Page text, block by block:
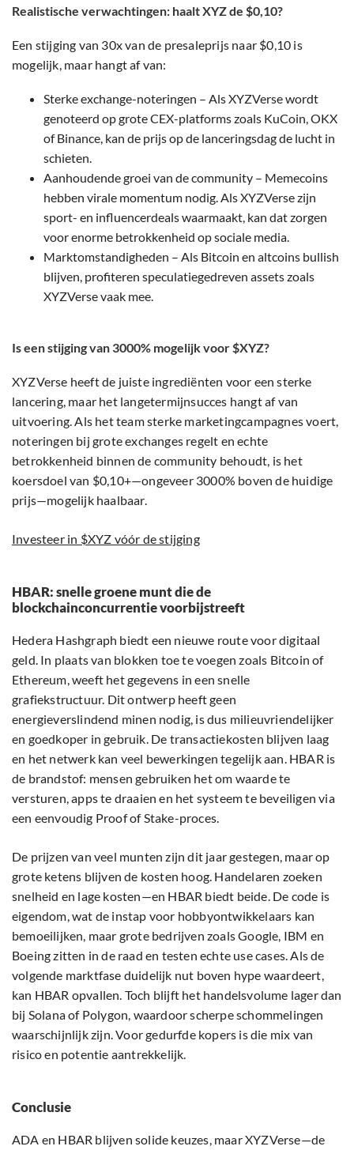
Realistische verwachtingen: haalt XYZ de $0,10?
Een stijging van 30x van de presaleprijs naar $0,10 is
mogelijk, maar hangt af van:
Sterke exchange-noteringen – Als XYZVerse wordt
genoteerd op grote CEX-platforms zoals KuCoin, OKX
of Binance, kan de prijs op de lanceringsdag de lucht in
schieten.
Aanhoudende groei van de community – Memecoins
hebben virale momentum nodig. Als XYZVerse zijn
sport- en influencerdeals waarmaakt, kan dat zorgen
voor enorme betrokkenheid op sociale media.
Marktomstandigheden – Als Bitcoin en altcoins bullish
blijven, profiteren speculatiegedreven assets zoals
XYZVerse vaak mee.
Is een stijging van 3000% mogelijk voor $XYZ?
XYZVerse heeft de juiste ingrediënten voor een sterke
lancering, maar het langetermijnsucces hangt af van
uitvoering. Als het team sterke marketingcampagnes voert,
noteringen bij grote exchanges regelt en echte
betrokkenheid binnen de community behoudt, is het
koersdoel van $0,10+—ongeveer 3000% boven de huidige
prijs—mogelijk haalbaar.
Investeer in $XYZ vóór de stijging
HBAR: snelle groene munt die de
blockchainconcurrentie voorbijstreeft
Hedera Hashgraph biedt een nieuwe route voor digitaal
geld. In plaats van blokken toe te voegen zoals Bitcoin of
Ethereum, weeft het gegevens in een snelle
grafiekstructuur. Dit ontwerp heeft geen
energieverslindend minen nodig, is dus milieuvriendelijker
en goedkoper in gebruik. De transactiekosten blijven laag
en het netwerk kan veel bewerkingen tegelijk aan. HBAR is
de brandstof: mensen gebruiken het om waarde te
versturen, apps te draaien en het systeem te beveiligen via
een eenvoudig Proof of Stake-proces.
De prijzen van veel munten zijn dit jaar gestegen, maar op
grote ketens blijven de kosten hoog. Handelaren zoeken
snelheid en lage kosten—en HBAR biedt beide. De code is
eigendom, wat de instap voor hobbyontwikkelaars kan
bemoeilijken, maar grote bedrijven zoals Google, IBM en
Boeing zitten in de raad en testen echte use cases. Als de
volgende marktfase duidelijk nut boven hype waardeert,
kan HBAR opvallen. Toch blijft het handelsvolume lager dan
bij Solana of Polygon, waardoor scherpe schommelingen
waarschijnlijk zijn. Voor gedurfde kopers is die mix van
risico en potentie aantrekkelijk.
Conclusie
ADA en HBAR blijven solide keuzes, maar XYZVerse—de